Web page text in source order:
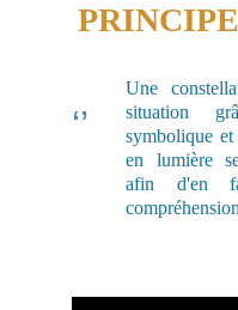
Une
situation
symbolique et
en lumière
afin d'en
‘’